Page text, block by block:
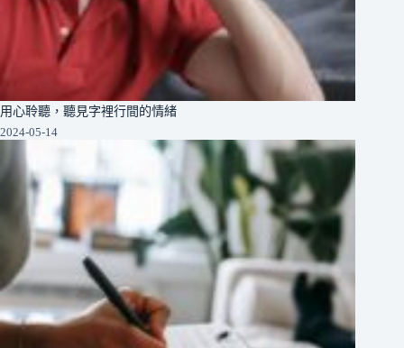
用心聆聽，聽見字裡行間的情緒
2024-05-14